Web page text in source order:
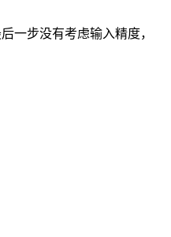
一步没有考虑输入精度，